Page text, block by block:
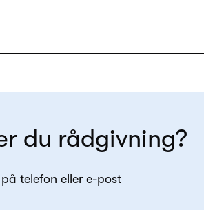
du rådgivning?
telefon eller e-post